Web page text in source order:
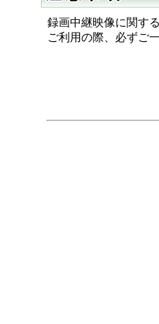
録画中継映像に関す
ご利用の際、必ずご